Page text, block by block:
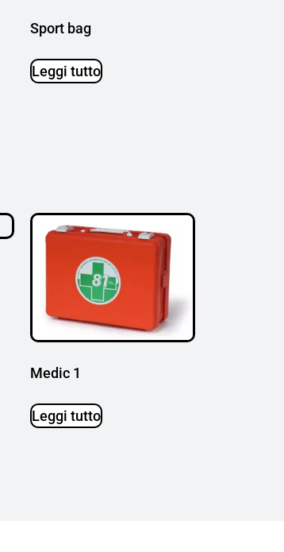
Sport bag
Leggi tutto
Medic 1
Leggi tutto